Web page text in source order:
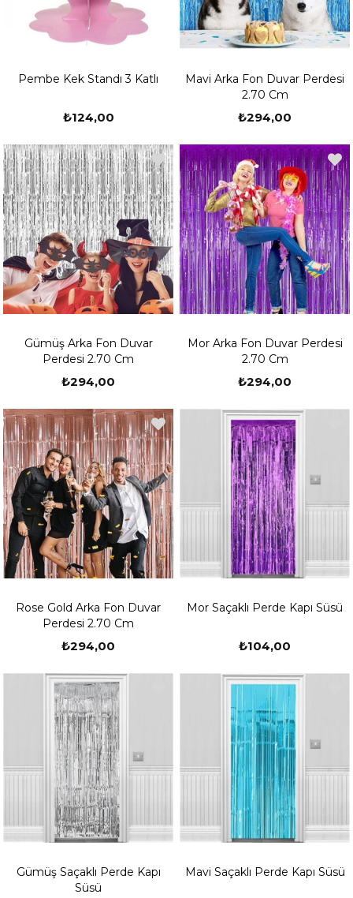
Pembe Kek Standı 3 Katlı
₺124,00
Mavi Arka Fon Duvar Perdesi
2.70 Cm
₺294,00
Gümüş Arka Fon Duvar
Perdesi 2.70 Cm
₺294,00
Mor Arka Fon Duvar Perdesi
2.70 Cm
₺294,00
Rose Gold Arka Fon Duvar
Perdesi 2.70 Cm
₺294,00
Mor Saçaklı Perde Kapı Süsü
₺104,00
Gümüş Saçaklı Perde Kapı
Süsü
Mavi Saçaklı Perde Kapı Süsü